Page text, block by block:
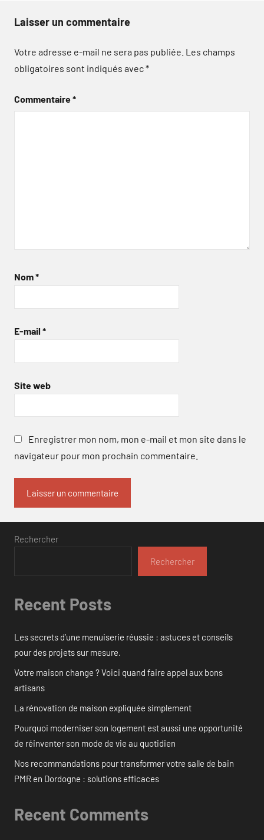
Laisser un commentaire
Votre adresse e-mail ne sera pas publiée. Les champs
obligatoires sont indiqués avec*
Commentaire*
Nom*
E-mail *
Site web
Enregistrer mon nom, mon e-mail et mon site dans le
navigateur pour mon prochain commentaire.
Rechercher
Rechercher
Recent Posts
Les secrets d’une menuiserie réussie : astuces et conseils
pour des projets sur mesure.
Votre maison change ? Voici quand faire appel aux bons
artisans
La rénovation de maison expliquée simplement
Pourquoi moderniser son logement est aussi une opportunité
de réinventer son mode de vie au quotidien
Nos recommandations pour transformer votre salle de bain
PMR en Dordogne : solutions efficaces
Recent Comments